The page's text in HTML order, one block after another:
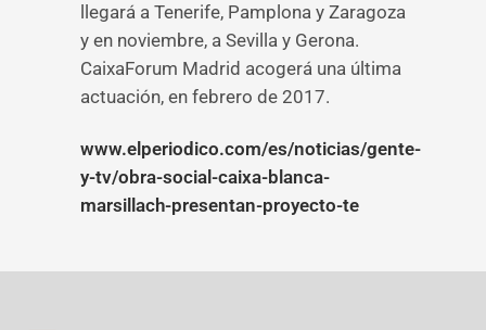
llegará a Tenerife, Pamplona y Zaragoza
y en noviembre, a Sevilla y Gerona.
CaixaForum Madrid acogerá una última
actuación, en febrero de 2017.
www.elperiodico.com/es/noticias/gente-
y-tv/obra-social-caixa-blanca-
marsillach-presentan-proyecto-te